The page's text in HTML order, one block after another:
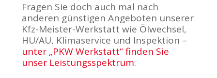
Fragen Sie doch auch mal nach
anderen günstigen Angeboten unserer
Kfz-Meister-Werkstatt wie Ölwechsel,
HU/AU, Klimaservice und Inspektion –
unter „PKW Werkstatt“ finden Sie
unser Leistungsspektrum.